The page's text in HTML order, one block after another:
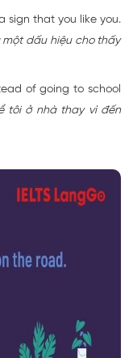
sign that you like you.
dấu hiệu cho thấy
of going to school
tôi ở nhà thay vì đến